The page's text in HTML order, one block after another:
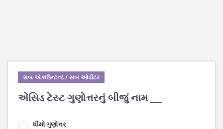
સબ એકાઉન્ટન્ટ / સબ ઓડીટર
એસિડ ટેસ્ટ ગુણોત્તરનું બીજું નામ ___
ધીમો ગુણોત્તર